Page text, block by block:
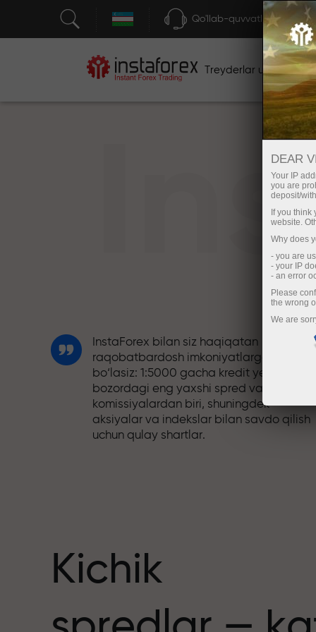
Qo'llab-quvvatlash
Treyderlar uchun
InstaForex bilan siz haqiqatan
raqobatbardosh imkoniyatlarga ega
bo‘lasiz: 1:5000 gacha kredit yelkasi,
bozordagi eng yaxshi spred va
komissiyalardan biri, shuningdek
aksiyalar va indekslar bilan savdo qilish
uchun qulay shartlar.
qadriyatlarni baham ko‘radi. Aleš Loprais
savdo olamiga intilish va intizom
Kichik
DEAR
Your IP
you are
deposit/
If you
website.
Why does
- you are
- your IP
- an error
Please
the wrong
We are